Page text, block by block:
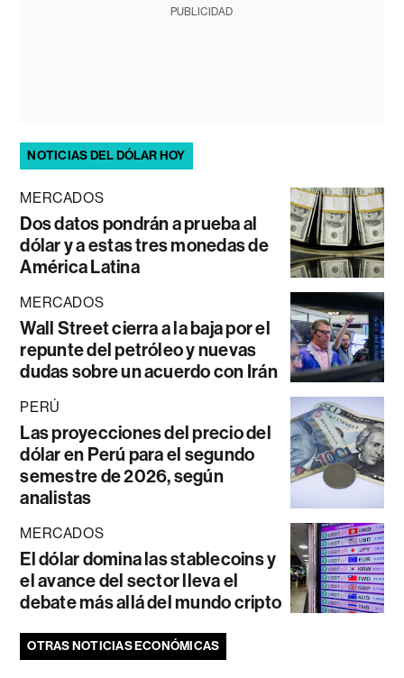
PUBLICIDAD
NOTICIAS DEL DÓLAR HOY
MERCADOS
Dos datos pondrán a prueba al
dólar y a estas tres monedas de
América Latina
MERCADOS
Wall Street cierra a la baja por el
repunte del petróleo y nuevas
dudas sobre un acuerdo con Irán
PERÚ
Las proyecciones del precio del
dólar en Perú para el segundo
semestre de 2026, según
analistas
MERCADOS
El dólar domina las stablecoins y
el avance del sector lleva el
debate más allá del mundo cripto
OTRAS NOTICIAS ECONÓMICAS